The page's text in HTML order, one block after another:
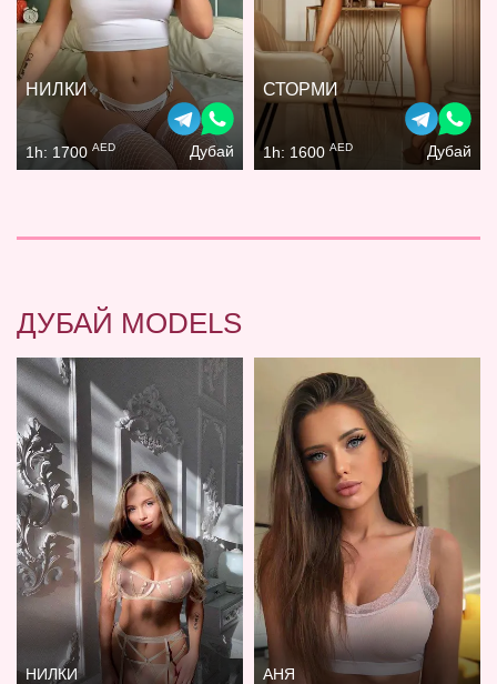
НИЛКИ
1h: 1700 AED Дубай
СТОРМИ
1h: 1600 AED Дубай
ДУБАЙ MODELS
НИЛКИ АНЯ